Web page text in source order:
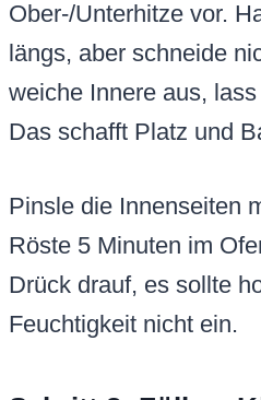
Ober-/Unterhitze vor.
längs, aber schneide
weiche Innere aus,
Das schafft Platz und
Pinsle die Innenseiten
Röste 5 Minuten im
Drück drauf, es sollte
Feuchtigkeit nicht ein.